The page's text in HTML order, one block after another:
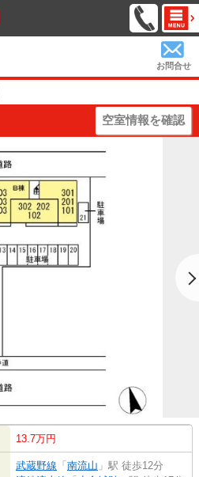
お問合せ
空室情報を確認
13.7万円
武蔵野線 「 南流山 」駅 徒歩12分